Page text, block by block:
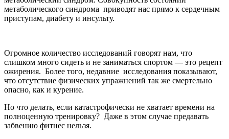
метаболического синдрома приводят нас прямо к сердечным
приступам, диабету и инсульту.
Огромное количество исследований говорят нам, что
слишком много сидеть и не заниматься спортом — это рецепт
ожирения. Более того, недавние исследования показывают,
что отсутствие физических упражнений так же смертельно
опасно, как и курение.
Но что делать, если катастрофически не хватает времени на
полноценную тренировку? Даже в этом случае предавать
забвению фитнес нельзя.